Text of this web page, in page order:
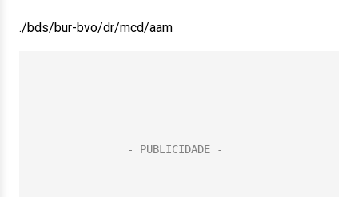
./bds/bur-bvo/dr/mcd/aam